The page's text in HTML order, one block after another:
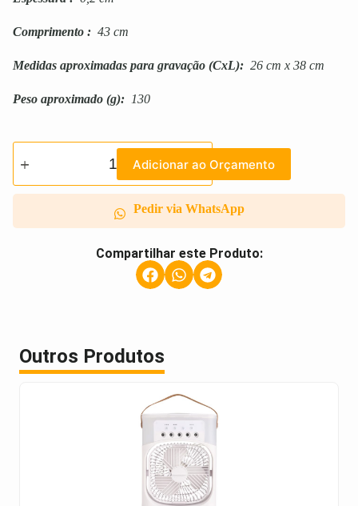
Comprimento : 43 cm
Medidas aproximadas para gravação (CxL): 26 cm x 38 cm
Peso aproximado (g): 130
Adicionar ao Orçamento
Pedir via WhatsApp
Compartilhar este Produto:
Outros Produtos